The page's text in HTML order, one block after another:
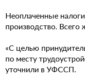
Неоплаченные
производство.
«С целью
по месту
уточнили в УФССП.